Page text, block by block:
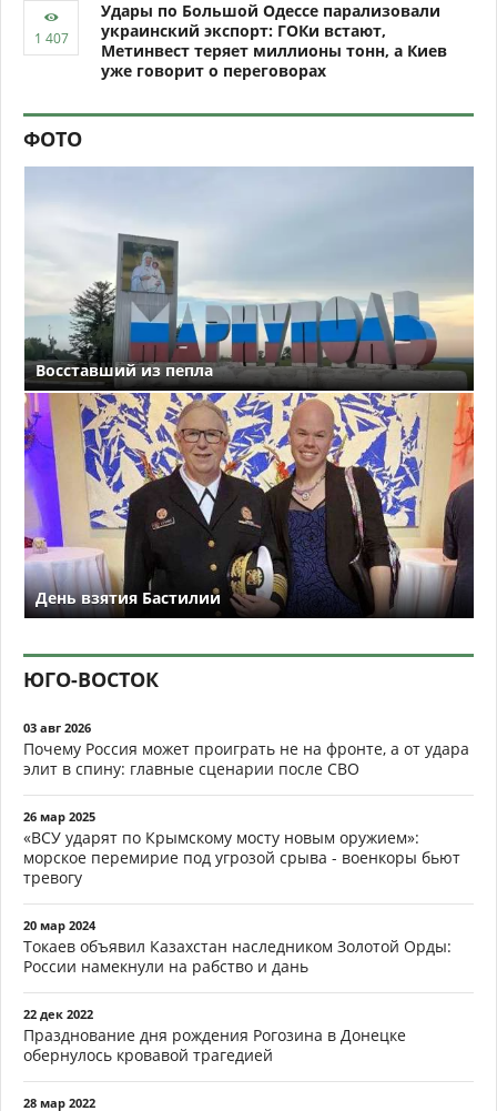
Удары по Большой Одессе парализовали
украинский экспорт: ГОКи встают,
Метинвест теряет миллионы тонн, а Киев
уже говорит о переговорах
ФОТО
Восставший из пепла
День взятия Бастилии
ЮГО-ВОСТОК
03 авг 2026
Почему Россия может проиграть не на фронте, а от удара
элит в спину: главные сценарии после СВО
26 мар 2025
«ВСУ ударят по Крымскому мосту новым оружием»:
морское перемирие под угрозой срыва - военкоры бьют
тревогу
20 мар 2024
Токаев объявил Казахстан наследником Золотой Орды:
России намекнули на рабство и дань
22 дек 2022
Празднование дня рождения Рогозина в Донецке
обернулось кровавой трагедией
28 мар 2022